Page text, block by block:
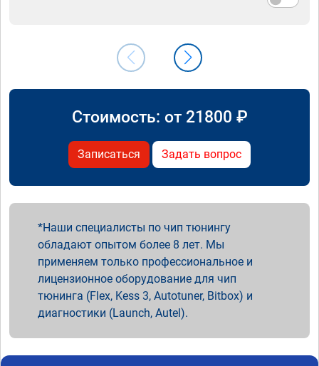
Стоимость: от 21800 ₽
Записаться Задать вопрос
Наши специалисты по чип тюнингу
обладают опытом более 8 лет. Мы
применяем только профессиональное и
лицензионное оборудование для чип
тюнинга (Flex, Kess 3, Autotuner, Bitbox) и
диагностики (Launch, Autel).